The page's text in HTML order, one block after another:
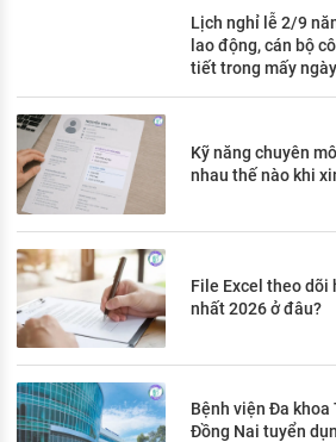
Lịch nghỉ lễ 2/9
lao động, cán bộ
tiết trong mấy
Kỹ năng chuyên
nhau thế nào khi
File Excel theo dõi
nhất 2026 ở đâu?
Bệnh viện Đa
Đồng Nai tuyển